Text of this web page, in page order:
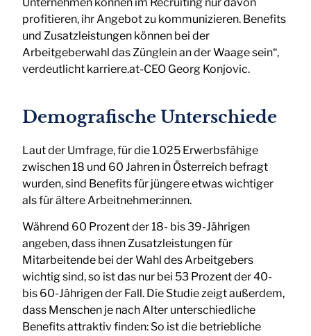
profitieren, ihr Angebot zu kommunizieren. Benefits
und Zusatzleistungen können bei der
Arbeitgeberwahl das Zünglein an der Waage sein“,
verdeutlicht karriere.at-CEO Georg Konjovic.
Demografische Unterschiede
Laut der Umfrage, für die 1.025 Erwerbsfähige
zwischen 18 und 60 Jahren in Österreich befragt
wurden, sind Benefits für jüngere etwas wichtiger
als für ältere Arbeitnehmer:innen.
Während 60 Prozent der 18- bis 39-Jährigen
angeben, dass ihnen Zusatzleistungen für
Mitarbeitende bei der Wahl des Arbeitgebers
wichtig sind, so ist das nur bei 53 Prozent der 40-
bis 60-Jährigen der Fall. Die Studie zeigt außerdem,
dass Menschen je nach Alter unterschiedliche
Benefits attraktiv finden: So ist die betriebliche